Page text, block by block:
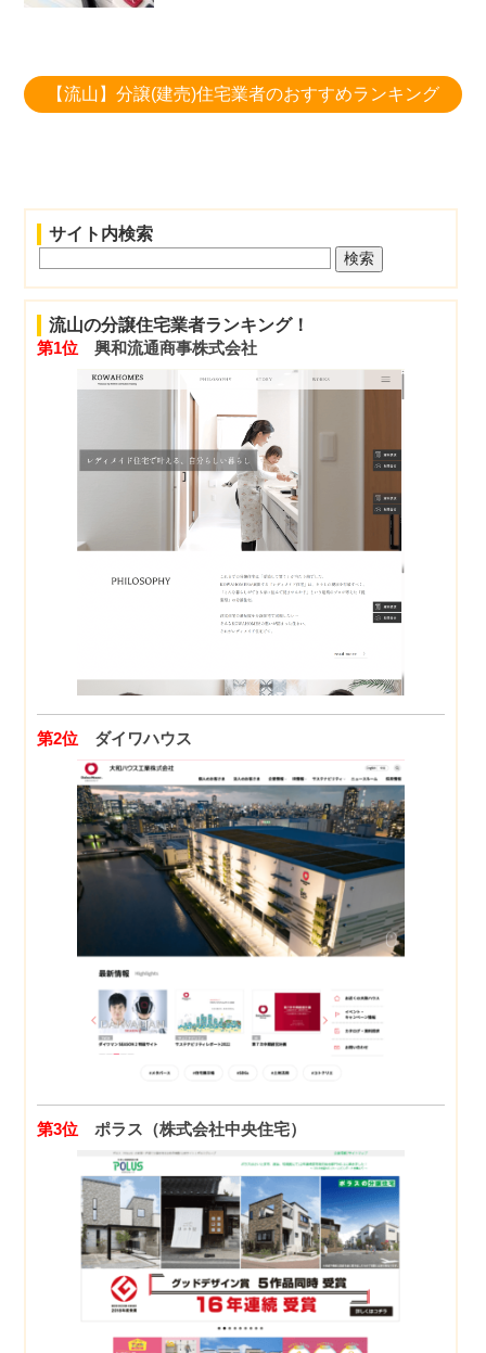
【流山】分譲(建売)住宅業者のおすすめランキング
サイト内検索
流山の分譲住宅業者ランキング！
第1位
興和流通商事株式会社
第2位 ダイワハウス
第3位 ポラス（株式会社中央住宅）